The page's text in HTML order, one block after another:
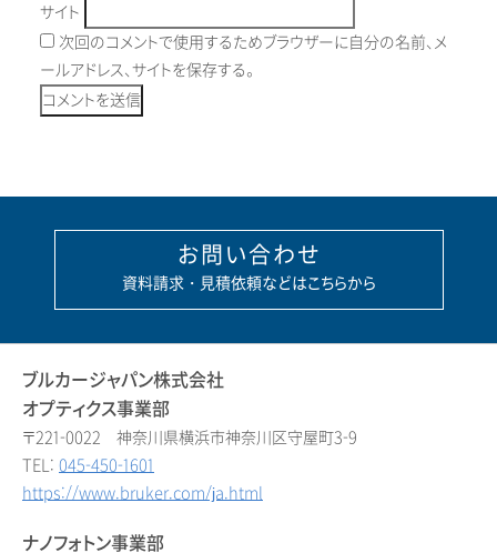
サイト
次回のコメントで使用するためブラウザーに自分の名前、メ
ールアドレス、サイトを保存する。
お問い合わせ
資料請求・見積依頼などはこちらから
ブルカージャパン株式会社
オプティクス事業部
〒221-0022 神奈川県横浜市神奈川区守屋町3-9
TEL: 045-450-1601
https://www.bruker.com/ja.html
ナノフォトン事業部